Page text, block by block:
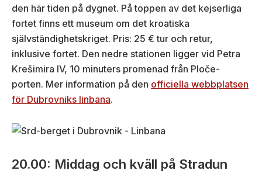
den här tiden på dygnet. På toppen av det kejserliga
fortet finns ett museum om det kroatiska
självständighetskriget. Pris: 25 € tur och retur,
inklusive fortet. Den nedre stationen ligger vid Petra
Krešimira IV, 10 minuters promenad från Ploče-
porten. Mer information på den officiella webbplatsen
för Dubrovniks linbana.
20.00: Middag och kväll på Stradun